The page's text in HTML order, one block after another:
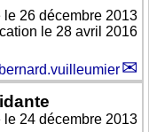
le 26 décembre 2013
le 28 avril 2016
bernard.vuilleumier
le 24 décembre 2013